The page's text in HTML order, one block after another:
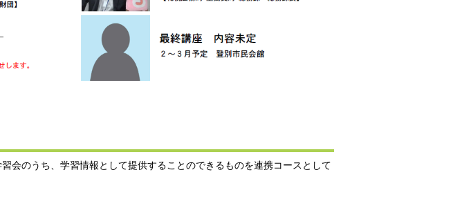
会のうち、学習情報として提供することのできるものを連携コースとして